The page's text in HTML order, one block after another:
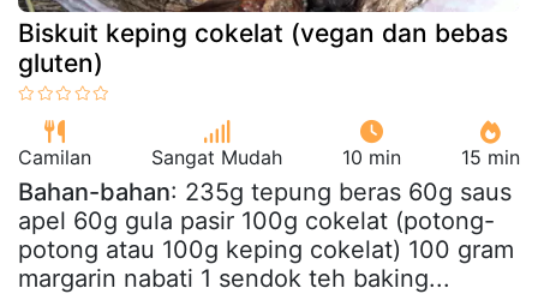
Biskuit keping cokelat (vegan dan bebas
gluten)
Camilan Sangat Mudah 10 min 15 min
Bahan-bahan: 235g tepung beras 60g saus
apel 60g gula pasir 100g cokelat (potong-
potong atau 100g keping cokelat) 100 gram
margarin nabati 1 sendok teh baking...